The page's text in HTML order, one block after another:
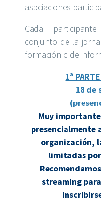
asociaciones
Cada
conjunto de la
formación o de
1ª
18 de
Muy
presencialmente
organización,
limitadas
streaming